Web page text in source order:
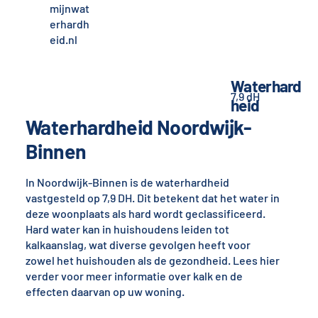
mijnwat
erhardh
eid.nl
Waterhardheid Noordwijk-
Binnen
In Noordwijk-Binnen is de waterhardheid
vastgesteld op 7,9 DH. Dit betekent dat het water in
deze woonplaats als hard wordt geclassificeerd.
Hard water kan in huishoudens leiden tot
kalkaanslag, wat diverse gevolgen heeft voor
zowel het huishouden als de gezondheid. Lees hier
verder voor meer informatie over kalk en de
effecten daarvan op uw woning.
Waterhard
heid
7,9 dH